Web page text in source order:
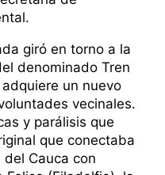
giró en torno a la
denominado Tren
un nuevo
vecinales.
y parálisis que
que conectaba
Cauca con